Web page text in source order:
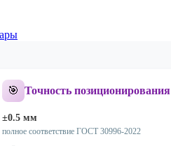
🎯 Точность позиционирования
±0.5 мм
полное соответствие ГОСТ 30996-2022